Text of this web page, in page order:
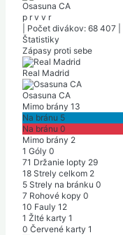
Osasuna CA
p r v v r
Počet divákov: 68 407
Štatistiky
Zápasy proti sebe
Real Madrid
Osasuna CA
Mimo brány 13
Na bránu 5
Na bránu 0
Mimo brány 2
1 Góly 0
71 Držanie lopty 29
18 Strely celkom 2
5 Strely na bránku 0
7 Rohové kopy 0
10 Fauly 12
1 Žlté karty 1
0 Červené karty 1